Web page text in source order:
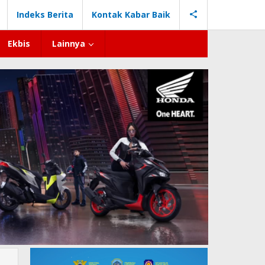
Indeks Berita Kontak Kabar Baik
Ekbis Lainnya